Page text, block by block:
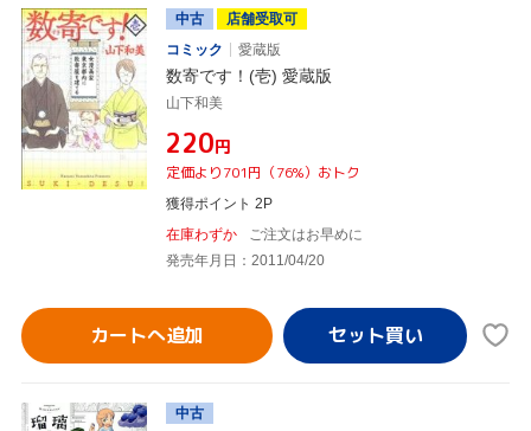
中古
店舗受取可
コミック
愛蔵版
数寄です！(壱) 愛蔵版
山下和美
¥220円
定価より701円（76%）おトク
獲得ポイント 2P
在庫わずか
ご注文はお早めに
発売年月日：2011/04/20
カートへ追加
中古